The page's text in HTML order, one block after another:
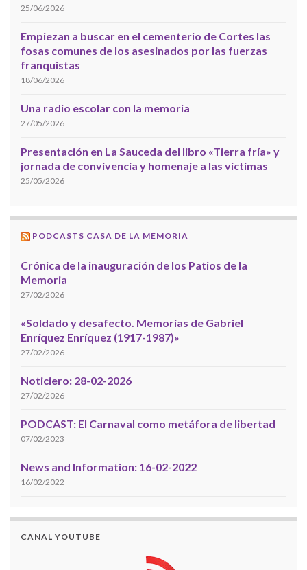
25/06/2026
Empiezan a buscar en el cementerio de Cortes las
fosas comunes de los asesinados por las fuerzas
franquistas
18/06/2026
Una radio escolar con la memoria
27/05/2026
Presentación en La Sauceda del libro «Tierra fría» y
jornada de convivencia y homenaje a las víctimas
25/05/2026
PODCASTS CASA DE LA MEMORIA
Crónica de la inauguración de los Patios de la
Memoria
27/02/2026
«Soldado y desafecto. Memorias de Gabriel
Enríquez Enríquez (1917-1987)»
27/02/2026
Noticiero: 28-02-2026
27/02/2026
PODCAST: El Carnaval como metáfora de libertad
07/02/2023
News and Information: 16-02-2022
16/02/2022
CANAL YOUTUBE